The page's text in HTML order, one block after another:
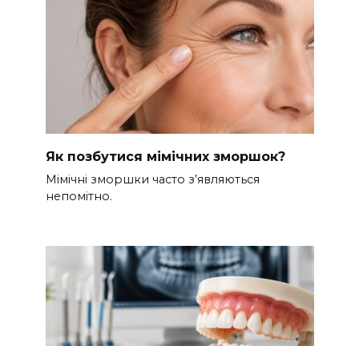
Як позбутися мімічних зморшок?
Мімічні зморшки часто з’являються
непомітно.